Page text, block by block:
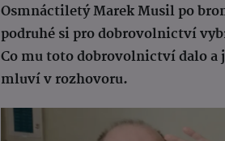
Osmnáctiletý Marek Musil po
podruhé si pro dobrovolnictví
Co mu toto dobrovolnictví dalo a
mluví v rozhovoru.